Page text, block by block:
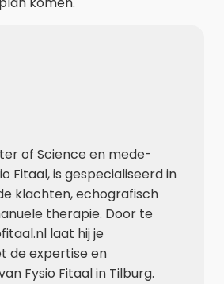
of Science en mede-
Fitaal, is gespecialiseerd in
klachten, echografisch
therapie. Door te
laat hij je
de expertise en
Fysio Fitaal in Tilburg.